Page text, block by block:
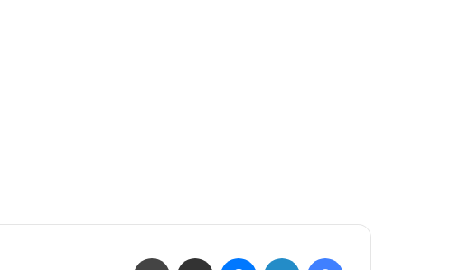
فيسبوك لينكدإن ماسنجر مشاركة عبر البريد